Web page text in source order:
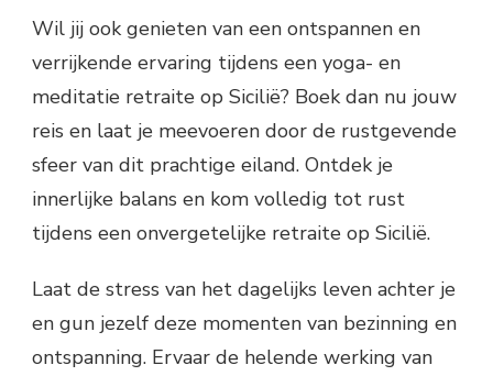
Wil jij ook genieten van een ontspannen en
verrijkende ervaring tijdens een yoga- en
meditatie retraite op Sicilië? Boek dan nu jouw
reis en laat je meevoeren door de rustgevende
sfeer van dit prachtige eiland. Ontdek je
innerlijke balans en kom volledig tot rust
tijdens een onvergetelijke retraite op Sicilië.
Laat de stress van het dagelijks leven achter je
en gun jezelf deze momenten van bezinning en
ontspanning. Ervaar de helende werking van